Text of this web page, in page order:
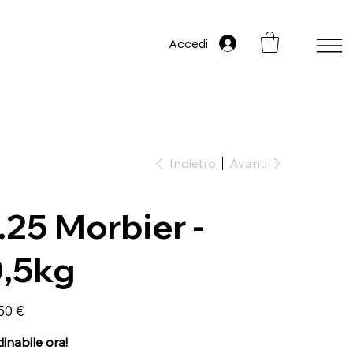
Accedi
Indietro Avanti
Morbier -
€
ora!